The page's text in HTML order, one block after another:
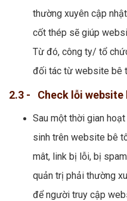
thường xuyên cập
cốt thép sẽ giúp
Từ đó, công ty/ tổ
đối tác từ website bê
2.3 - Check lỗi website
Sau một thời gian
sinh trên website bê
mât, link bị lỗi, bị
quản trị phải thường
để người truy cập